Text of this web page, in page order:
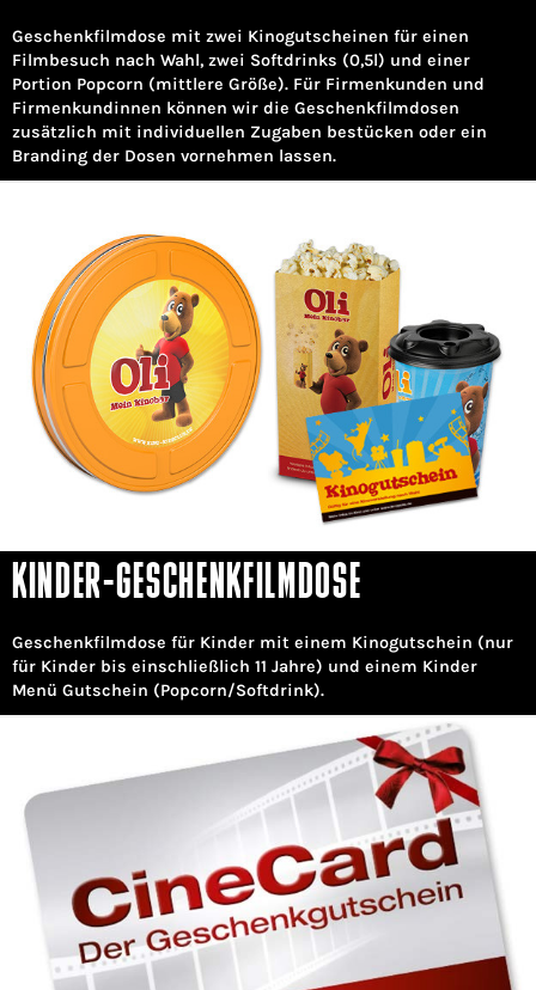
Geschenkfilmdose mit zwei Kinogutscheinen für einen
Filmbesuch nach Wahl, zwei Softdrinks (0,5l) und einer
Portion Popcorn (mittlere Größe). Für Firmenkunden und
Firmenkundinnen können wir die Geschenkfilmdosen
zusätzlich mit individuellen Zugaben bestücken oder ein
Branding der Dosen vornehmen lassen.
KINDER-GESCHENKFILMDOSE
Geschenkfilmdose für Kinder mit einem Kinogutschein (nur
für Kinder bis einschließlich 11 Jahre) und einem Kinder
Menü Gutschein (Popcorn/Softdrink).